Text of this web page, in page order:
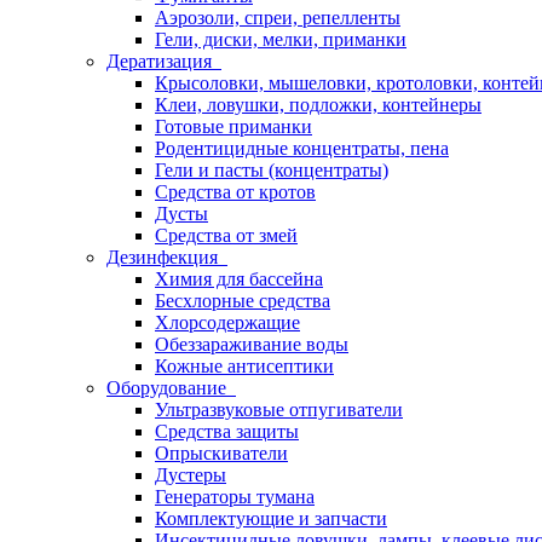
Аэрозоли, спреи, репелленты
Гели, диски, мелки, приманки
Дератизация
Крысоловки, мышеловки, кротоловки,
Клеи, ловушки, подложки, контейнеры
Готовые приманки
Родентицидные концентраты, пена
Гели и пасты (концентраты)
Средства от кротов
Дусты
Средства от змей
Дезинфекция
Химия для бассейна
Бесхлорные средства
Хлорсодержащие
Обеззараживание воды
Кожные антисептики
Оборудование
Ультразвуковые отпугиватели
Средства защиты
Опрыскиватели
Дустеры
Генераторы тумана
Комплектующие и запчасти